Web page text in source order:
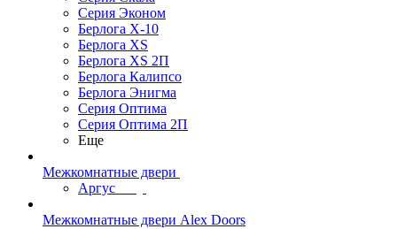
Серия Эконом
Берлога X-10
Берлога XS
Берлога XS 2П
Берлога Калипсо
Берлога Энигма
Серия Оптима
Серия Оптима 2П
Еще
Межкомнатные двери
Аргус
Межкомнатные двери Alex Doors